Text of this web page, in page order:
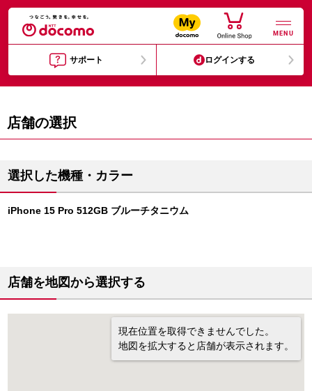
MENU
サポート ログインする
店舗の選択
選択した機種・カラー
iPhone 15 Pro 512GB ブルーチタニウム
店舗を地図から選択する
現在位置を取得できませんでした。
地図を拡大すると店舗が表示されます。